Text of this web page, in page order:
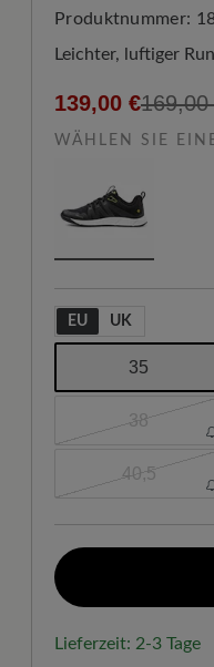
Produktnummer:
Leichter, luftiger
139,00 €169,00
WÄHLEN SIE
EU UK
35
38
40,5
Lieferzeit: 2-3 Tage